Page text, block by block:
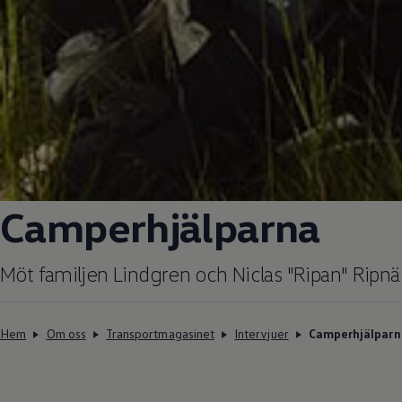
Camperhjälparna
Möt familjen Lindgren och Niclas "Ripan"
Hem Om oss Transportmagasinet Intervjuer